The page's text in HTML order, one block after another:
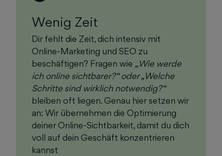
Wenig Zeit
Dir fehlt die Zeit, dich intensiv mit
Online-Marketing und SEO zu
beschäftigen? Fragen wie „Wie werde
ich online sichtbarer?“ oder „Welche
Schritte sind wirklich notwendig?“
bleiben oft liegen. Genau hier setzen wir
an: Wir übernehmen die Optimierung
deiner Online-Sichtbarkeit, damit du dich
voll auf dein Geschäft konzentrieren
kannst